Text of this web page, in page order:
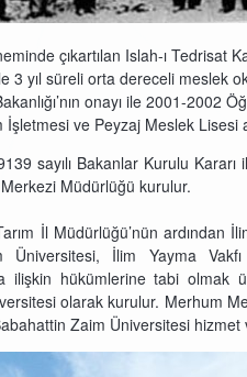
çıkartılan Islah-ı Tedrisat
3 yıl süreli orta dereceli meslek
onayı ile 2001-2002
ve Peyzaj Meslek Lisesi
sayılı Bakanlar Kurulu Kararı
Müdürlüğü kurulur.
İl Müdürlüğü’nün ardından
İlim Yayma Vakfı
ilişkin hükümlerine tabi
olarak kurulur. Merhum
Zaim Üniversitesi hizmet